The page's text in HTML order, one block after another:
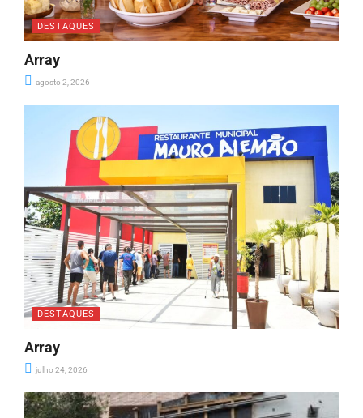
DESTAQUES
Array
agosto 2, 2026
DESTAQUES
Array
julho 24, 2026